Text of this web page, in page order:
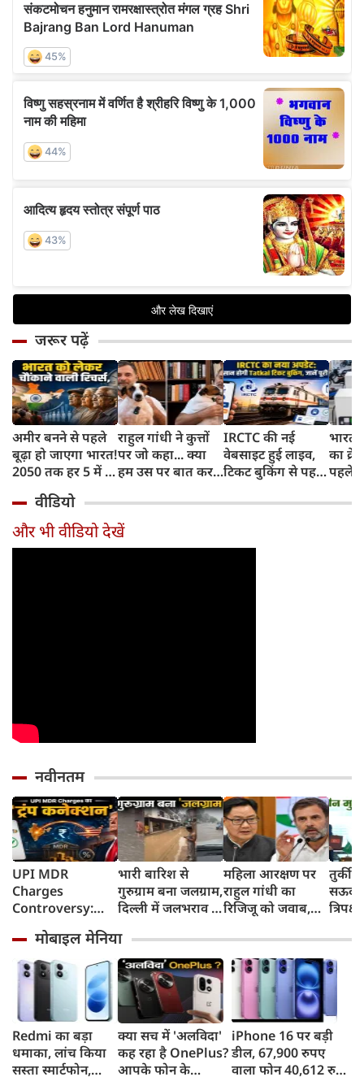
जरूर पढ़ें
अमीर बनने से पहले
बूढ़ा हो जाएगा भारत!
2050 तक हर 5 में 1
साल से ज्यादा उम्र का
राहुल गांधी ने कुत्तों
पर जो कहा... क्या
हम उस पर बात कर
IRCTC की नई
वेबसाइट हुई लाइव,
टिकट बुकिंग से पहले
काम, जानें पूरा
भारत
का
पहले
और
वीडियो
और भी वीडियो देखें
नवीनतम
UPI MDR
Charges
Controversy:
'ट्रंप कनेक्शन' की
क्यों हो रही चर्चा?
भारी बारिश से
गुरुग्राम बना जलग्राम,
दिल्ली में जलभराव से
महिला आरक्षण पर
राहुल गांधी का
रिजिजू को जवाब,
कानून बिना शर्त लागू
करें
तुर्की,
सऊदी
मोबाइल मेनिया
Redmi का बड़ा
धमाका, लांच किया
सस्ता स्मार्टफोन,
क्या सच में 'अलविदा'
कह रहा है OnePlus?
आपके फोन के
iPhone 16 पर बड़ी
डील, 67,900 रुपए
वाला फोन 40,612 रुपए